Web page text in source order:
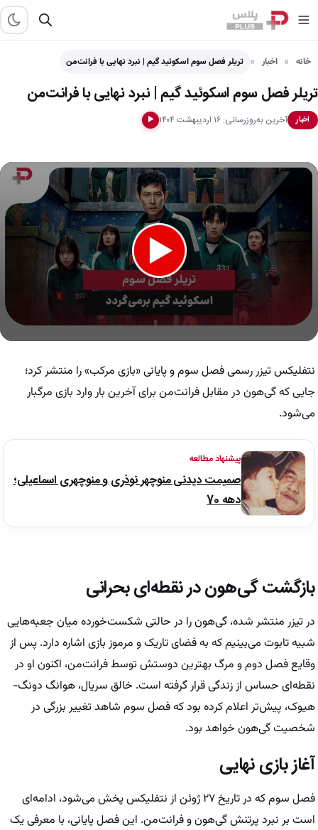
خانه اخبار تریلر فصل سوم اسکوئید گیم | نبرد نهایی با فرانت‌من
تریلر فصل سوم اسکوئید گیم | نبرد نهایی با فرانت‌من
اخبار آخرین به‌روزرسانی: ۱۶ اردیبهشت ۱۴۰۴ ▶
minute,
نتفلیکس تیزر رسمی فصل سوم و پایانی «بازی مرکب» را منتشر کرد؛
جایی که گی‌هون در مقابل فرانت‌من برای آخرین بار وارد بازی مرگبار
می‌شود.
پیشنهاد مطالعه
صمیمت دیدنی منوچهر نوذری و منوچهری اسماعیلی؛
دهه 70
بازگشت گی‌هون در نقطه‌ای بحرانی
در تیزر منتشر شده، گی‌هون را در حالتی شکست‌خورده میان جعبه‌هایی
شبیه تابوت می‌بینیم که به فضای تاریک و مرموز بازی اشاره دارد. پس از
وقایع فصل دوم و مرگ بهترین دوستش توسط فرانت‌من، اکنون او در
نقطه‌ای حساس از زندگی قرار گرفته است. خالق سریال، هوانگ دونگ-
هیوک، پیش‌تر اعلام کرده بود که فصل سوم شاهد تغییر بزرگی در
شخصیت گی‌هون خواهد بود.
آغاز بازی نهایی
فصل سوم که در تاریخ ۲۷ ژوئن از نتفلیکس پخش می‌شود، ادامه‌ای
است بر نبرد پرتنش گی‌هون و فرانت‌من. این فصل پایانی، با معرفی یک